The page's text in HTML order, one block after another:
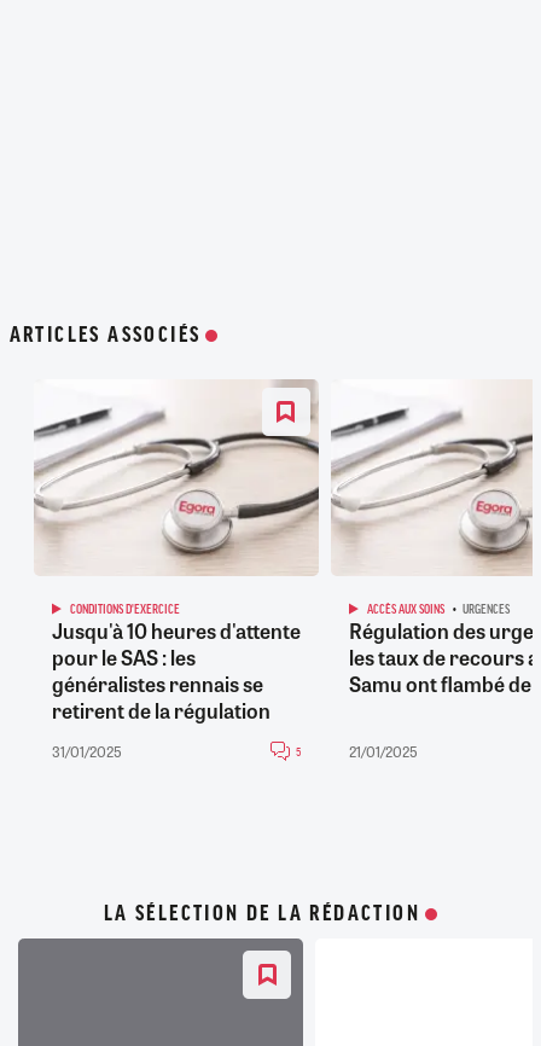
ARTICLES ASSOCIÉS
CONDITIONS D'EXERCICE
Jusqu'à 10 heures d'attente
pour le SAS : les
généralistes rennais se
retirent de la régulation
31/01/2025 5
ACCÈS AUX SOINS URGENCES
Régulation des
les taux de recours
Samu ont flambé de
21/01/2025
LA SÉLECTION DE LA RÉDACTION